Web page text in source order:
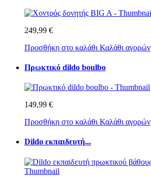
249,99 €
Προσθήκη στο καλάθι Καλάθι αγορών
Πρωκτικό dildo boulbo
149,99 €
Προσθήκη στο καλάθι Καλάθι αγορών
Dildo εκπαιδευτή...